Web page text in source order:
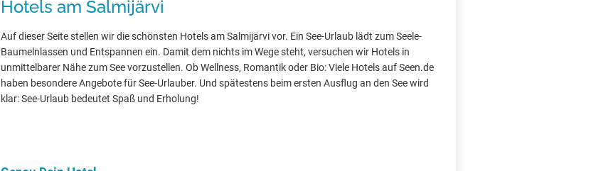
Hotels am Salmijärvi
Auf dieser Seite stellen wir die schönsten Hotels am Salmijärvi vor. Ein See-Urlaub lädt zum Seele-
Baumelnlassen und Entspannen ein. Damit dem nichts im Wege steht, versuchen wir Hotels in
unmittelbarer Nähe zum See vorzustellen. Ob Wellness, Romantik oder Bio: Viele Hotels auf Seen.de
haben besondere Angebote für See-Urlauber. Und spätestens beim ersten Ausflug an den See wird
klar: See-Urlaub bedeutet Spaß und Erholung!